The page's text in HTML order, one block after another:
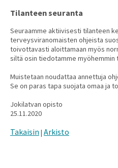
Tilanteen seuranta
Seuraamme aktiivisesti tilanteen
terveysviranomaisten ohjeista
toivottavasti aloittamaan myös
siltä osin tiedotamme myöhemmin
Muistetaan noudattaa annettuja
Se on paras tapa suojata omaa ja
Jokilatvan opisto
25.11.2020
Takaisin | Arkisto